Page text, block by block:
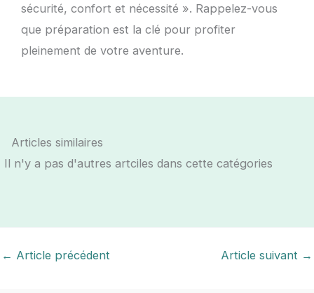
sécurité, confort et nécessité ». Rappelez-vous
que préparation est la clé pour profiter
pleinement de votre aventure.
Articles similaires
Il n'y a pas d'autres artciles dans cette catégories
← Article précédent Article suivant →